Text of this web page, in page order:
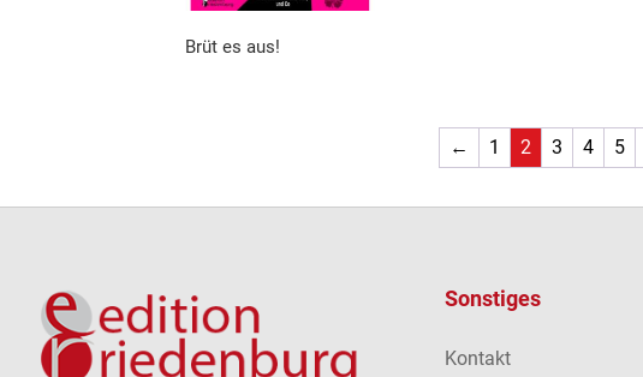
Brüt es aus!
← 1 2 3 4 5
Sonstiges
Kontakt